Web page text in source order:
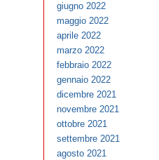
giugno 2022
maggio 2022
aprile 2022
marzo 2022
febbraio 2022
gennaio 2022
dicembre 2021
novembre 2021
ottobre 2021
settembre 2021
agosto 2021